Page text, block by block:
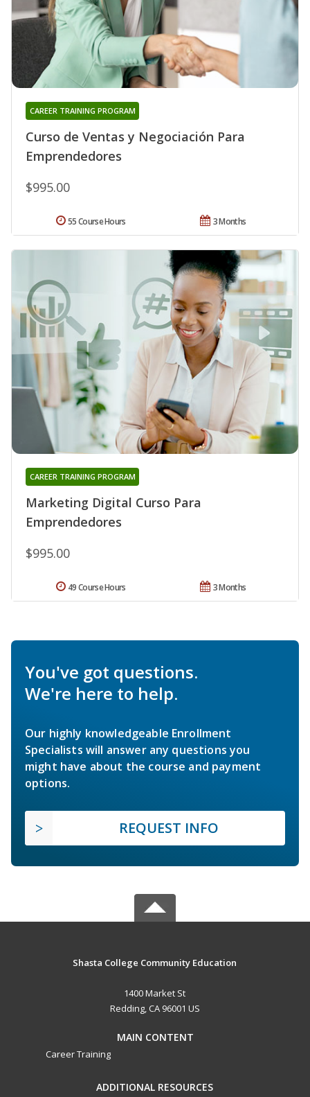
Curso de Ventas y Negociación Para
Emprendedores
CAREER TRAINING PROGRAM
$995.00
3 Months
55 Course Hours
Marketing Digital Curso Para
Emprendedores
CAREER TRAINING PROGRAM
$995.00
3 Months
49 Course Hours
You've got questions.
We're here to help.
Our highly knowledgeable Enrollment
Specialists will answer any questions you
might have about the course and payment
options.
REQUEST INFO
Shasta College Community Education
1400 Market St
Redding, CA 96001 US
MAIN CONTENT
Career Training
ADDITIONAL RESOURCES